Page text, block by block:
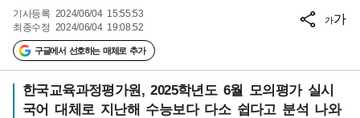
기사등록 2024/06/04 15:55:53
최종수정 2024/06/04 19:08:52
구글에서 선호하는 매체로 추가
가가
한국교육과정평가원, 2025학년도 6월 모의평가 실시
국어 대체로 지난해 수능보다 다소 쉽다고 분석 나와